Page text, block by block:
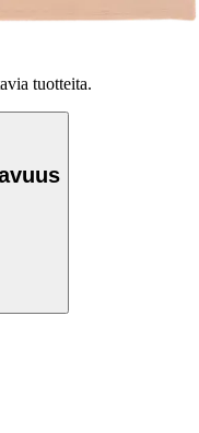
tuotteita.